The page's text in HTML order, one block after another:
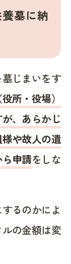
墓に納
じまいをす
所・役場）
、あらかじ
や故人の遺
申請をしな
るのかによ
の金額は変